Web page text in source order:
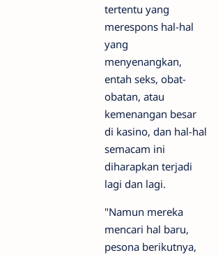
tertentu yang
merespons hal-hal
yang
menyenangkan,
entah seks, obat-
obatan, atau
kemenangan besar
di kasino, dan hal-hal
semacam ini
diharapkan terjadi
lagi dan lagi.
"Namun mereka
mencari hal baru,
pesona berikutnya,